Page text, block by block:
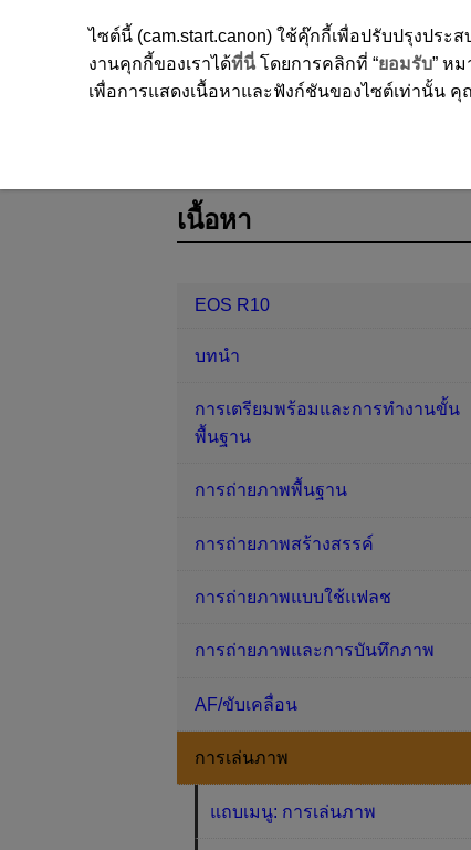
สไลด์
เนื้อหา
EOS R10
บทนำ
การเตรียมพร้อมและการทำงานขั้น
พื้นฐาน
การถ่ายภาพพื้นฐาน
การถ่ายภาพสร้างสรรค์
การถ่ายภาพแบบใช้แฟลช
การถ่ายภาพและการบันทึกภาพ
AF/ขับเคลื่อน
การเล่นภาพ
แถบเมนู: การเล่นภาพ
ไซต์นี้ (cam.start.canon) ใช้คุ๊กกี้เพื่อปรับปรุงปร
งานคุกกี้ของเราได้ที่นี่โดยการคลิกที่ “ยอมรับ” ห
เพื่อการแสดงเนื้อหาและฟังก์ชันของไซต์เท่านั้น